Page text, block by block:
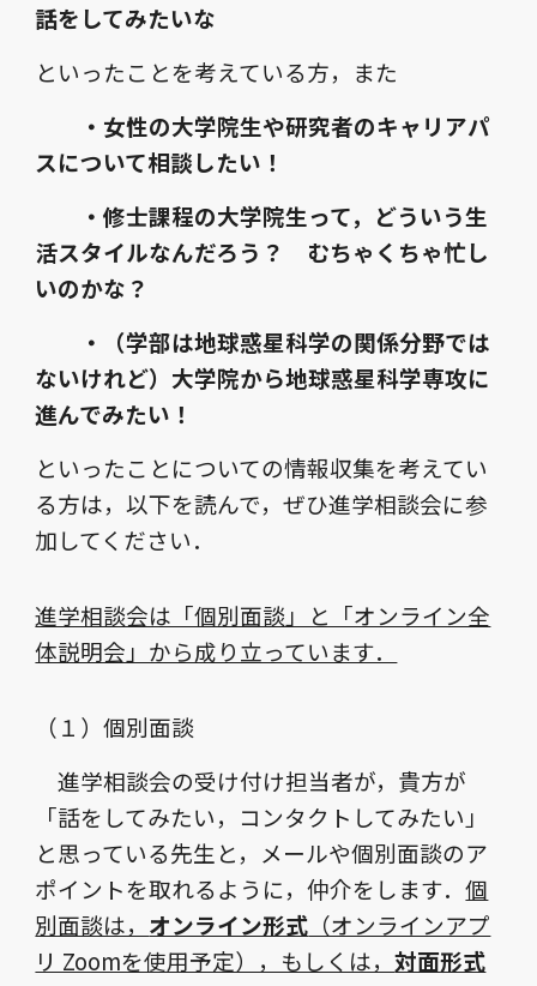
話をしてみたいな
といったことを考えている方，また
・女性の大学院生や研究者のキャリアパ
スについて相談したい！
・修士課程の大学院生って，どういう生
活スタイルなんだろう？ むちゃくちゃ忙し
いのかな？
・（学部は地球惑星科学の関係分野では
ないけれど）大学院から地球惑星科学専攻に
進んでみたい！
といったことについての情報収集を考えてい
る方は，以下を読んで，ぜひ進学相談会に参
加してください．
進学相談会は「個別面談」と「オンライン全
体説明会」から成り立っています．
（１）個別面談
進学相談会の受け付け担当者が，貴方が
「話をしてみたい，コンタクトしてみたい」
と思っている先生と，メールや個別面談のア
ポイントを取れるように，仲介をします．個
別面談は， オンライン形式 （オンラインアプ
リ Zoomを使用予定），もしくは，対面形式